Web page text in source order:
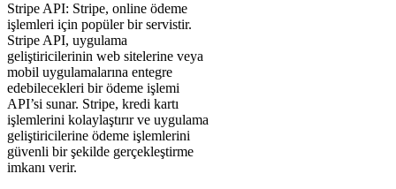
Stripe API: Stripe, online ödeme
işlemleri için popüler bir servistir.
Stripe API, uygulama
geliştiricilerinin web sitelerine veya
mobil uygulamalarına entegre
edebilecekleri bir ödeme işlemi
API’si sunar. Stripe, kredi kartı
işlemlerini kolaylaştırır ve uygulama
geliştiricilerine ödeme işlemlerini
güvenli bir şekilde gerçekleştirme
imkanı verir.